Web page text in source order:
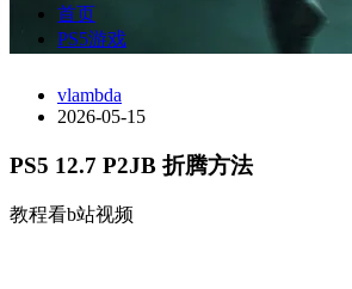
首页
PS5游戏
vlambda
2026-05-15
PS5 12.7 P2JB 折腾方法
教程看b站视频